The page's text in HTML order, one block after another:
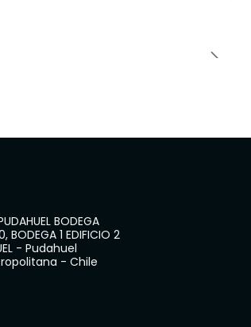
BODEGA
BODEGA 1 EDIFICIO 2
- Pudahuel
- Chile